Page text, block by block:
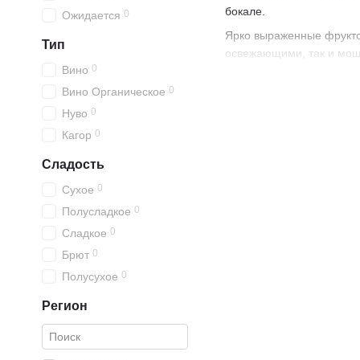
бокале.
Ярко выраженные
освежающими, так и
Ожидается 0
Тип
Вино 0
Вино Органическое 0
Нуво 0
Кагор 0
Сладость
Сухое 0
Полусладкое 0
Сладкое 0
Брют 0
Полусухое 0
Регион